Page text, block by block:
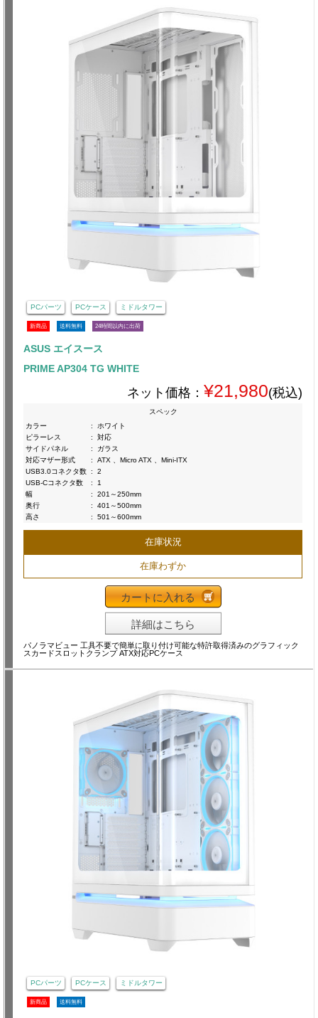
PCパーツ PCケース ミドルタワー
新商品 送料無料 24時間以内に出荷
ASUS エイスース
PRIME AP304 TG WHITE
ネット価格： ¥21,980(税込)
スペック
カラー
:
ホワイト
ピラーレス
:
対応
サイドパネル
:
ガラス
対応マザー形式
:
ATX 、Micro ATX 、Mini-ITX
USB3.0コネクタ数 :
2
USB-Cコネクタ数
:
1
幅
:
201～250mm
奥行
:
401～500mm
高さ
: 501～600mm
在庫状況
在庫わずか
カートに入れる
詳細はこちら
パノラマビュー 工具不要で簡単に取り付け可能な特許取得済みのグラフィック
スカードスロットクランプ ATX対応PCケース
PCパーツ PCケース ミドルタワー
新商品 送料無料